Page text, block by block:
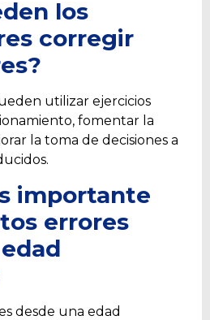
los
corregir
utilizar ejercicios
fomentar la
la toma de decisiones a
importante
errores
desde una edad